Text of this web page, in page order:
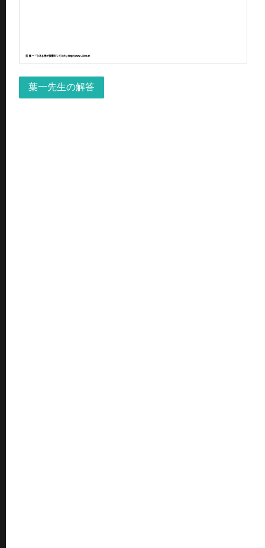
葉一先生の解答